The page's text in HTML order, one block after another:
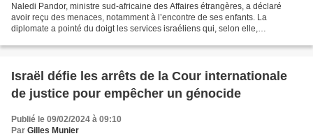
Naledi Pandor, ministre sud-africaine des Affaires étrangères, a déclaré
avoir reçu des menaces, notamment à l’encontre de ses enfants. La
diplomate a pointé du doigt les services israéliens qui, selon elle,
Israël défie les arrêts de la Cour internationale
de justice pour empêcher un génocide
Publié le 09/02/2024 à 09:10
Par Gilles Munier